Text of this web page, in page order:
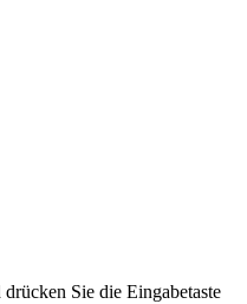
Sie die Eingabetaste